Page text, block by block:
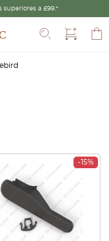
superiores a £99.*
-15%